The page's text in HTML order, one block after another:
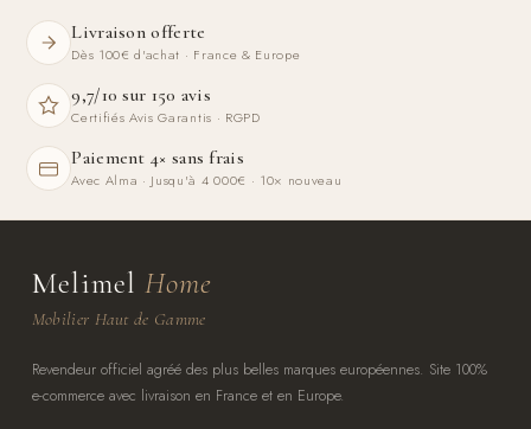
Livraison offerte
Dès 100€ d'achat · France & Europe
9,7/10 sur 150 avis
Certifiés Avis Garantis · RGPD
Paiement 4× sans frais
Avec Alma · Jusqu'à 4 000€ · 10× nouveau
Melimel Home
Mobilier Haut de Gamme
Revendeur officiel agréé des plus belles marques européennes. Site 100%
e-commerce avec livraison en France et en Europe.